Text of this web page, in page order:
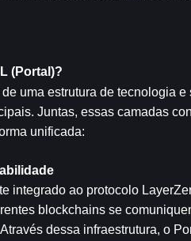
(Portal)?
uma estrutura de tecnologia
Juntas, essas camadas
unificada:
integrado ao protocolo
blockchains se
dessa infraestrutura, o